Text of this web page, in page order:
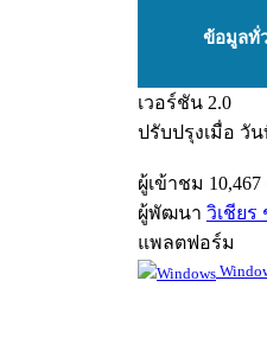
ข้อมูลทั่
เวอร์ชัน 2.0
ปรับปรุงเมื่อ วัน
ผู้เข้าชม
ผู้พัฒนา วิเชียร
แพลตฟอร์ม